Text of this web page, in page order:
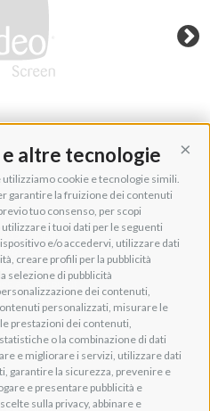
altre tecnologie
utilizziamo cookie e tecnologie simili.
garantire la fruizione dei contenuti
tuo consenso, per scopi
i tuoi dati per le seguenti
e/o accedervi, utilizzare dati
creare profili per la pubblicità
selezione di pubblicità
dei contenuti,
personalizzati, misurare le
prestazioni dei contenuti,
o la combinazione di dati
e migliorare i servizi, utilizzare dati
garantire la sicurezza, prevenire e
e presentare pubblicità e
sulla privacy, abbinare e
S.r.l.
Zarga, 50
TN, Italy
248211
ProAV
HomeAV
Screen